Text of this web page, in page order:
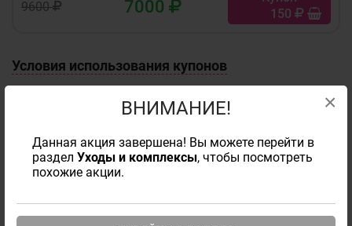
ВНИМАНИЕ!
Данная акция завершена! Вы можете перейти в
раздел Уходы и комплексы, чтобы посмотреть
похожие акции.
×
студия волос
Комфорт
Условия использования купонов
9600 7000
150